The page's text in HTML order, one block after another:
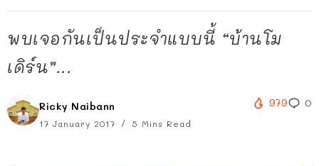
พบเจอกันเป็นประจำแบบนี้ “บ้านโม
เดิร์น”...
Ricky Naibann
17 January 2017 5 Mins Read
979 0